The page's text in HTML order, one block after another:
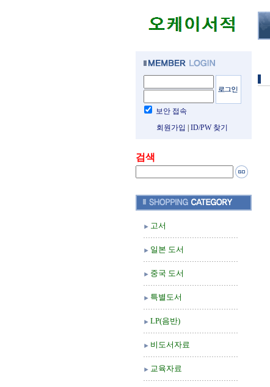
보안 접속
회원가입
ID/PW 찾기
검색
고서
일본 도서
중국 도서
특별도서
LP(음반)
비도서자료
교육자료